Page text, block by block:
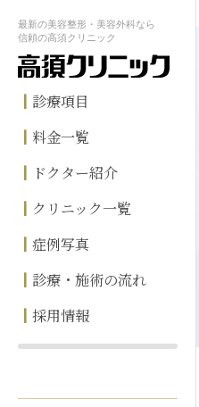
最新の美容整形・美容外科なら
信頼の高須クリニック
診療項目
料金一覧
ドクター紹介
クリニック一覧
症例写真
診療・施術の流れ
採用情報